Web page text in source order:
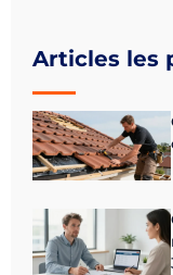
Articles les